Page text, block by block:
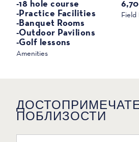
СПОРТ
Amenities
-18 hole course
-Practice Facilities
-Banquet Rooms
-Outdoor Pavilions
-Golf lessons
Field
ПОБЛИЗОСТИ